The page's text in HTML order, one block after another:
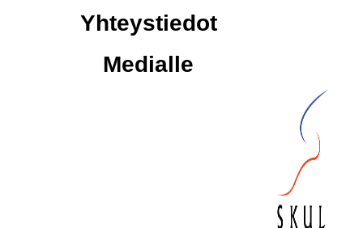
Yhteystiedot
Medialle